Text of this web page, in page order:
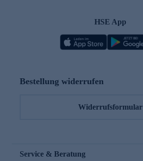
HSE App
Bestellung widerrufen
Widerrufsformular
Service & Beratung